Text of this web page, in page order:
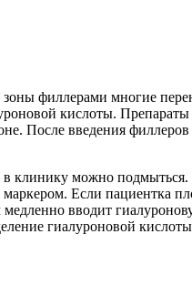
филлерами многие
кислоты.
После введения
клинику можно
Если пациентка
вводит
гиалуроновой